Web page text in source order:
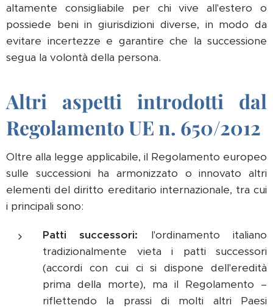
altamente consigliabile per chi vive all'estero o
possiede beni in giurisdizioni diverse, in modo da
evitare incertezze e garantire che la successione
segua la volontà della persona.
Altri aspetti introdotti dal
Regolamento UE n. 650/2012
Oltre alla legge applicabile, il Regolamento europeo
sulle successioni ha armonizzato o innovato altri
elementi del diritto ereditario internazionale, tra cui
i principali sono:
Patti successori: l'ordinamento italiano
tradizionalmente vieta i patti successori
(accordi con cui ci si dispone dell'eredità
prima della morte), ma il Regolamento –
riflettendo la prassi di molti altri Paesi